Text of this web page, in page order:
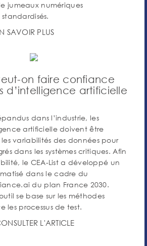
jumeaux numériques
SAVOIR PLUS
on faire confiance
d’intelligence artificielle
dans l’industrie, les
artificielle doivent être
variabilités des données pour
dans les systèmes critiques. Afin
le CEA-List a développé un
dans le cadre du
du plan France 2030.
se base sur les méthodes
les processus de test.
L'ARTICLE